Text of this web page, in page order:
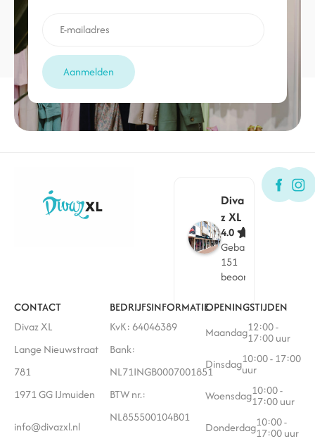
Aanmelden
Diva
z XL
4.0
Gebaseerd op
151
beoordelingen
CONTACT
Divaz XL
Lange Nieuwstraat
781
1971 GG IJmuiden
info@divazxl.nl
BEDRIJFSINFORMATIE
KvK: 64046389
Bank:
NL71INGB0007001851
BTW nr.:
NL855500104B01
OPENINGSTIJDEN
Maandag12:00 -
17:00 uur
Dinsdag10:00 - 17:00
uur
Woensdag10:00 -
17:00 uur
Donderdag10:00 -
17:00 uur